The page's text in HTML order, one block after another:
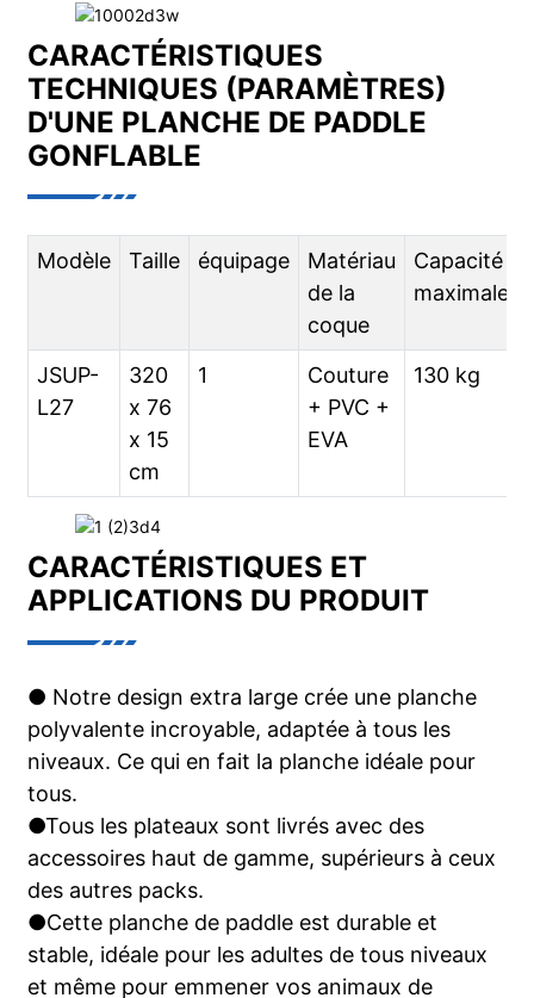
CARACTÉRISTIQUES
TECHNIQUES (PARAMÈTRES)
D'UNE PLANCHE DE PADDLE
GONFLABLE
Modèle Taille équipage
Matériau
de la
coque
Capacité
maximale
JSUP-
L27
320
x 76
x 15
cm
1
Couture
+ PVC +
EVA
130 kg
CARACTÉRISTIQUES ET
APPLICATIONS DU PRODUIT
● Notre design extra large crée une planche
polyvalente incroyable, adaptée à tous les
niveaux. Ce qui en fait la planche idéale pour
tous.
●Tous les plateaux sont livrés avec des
accessoires haut de gamme, supérieurs à ceux
des autres packs.
●Cette planche de paddle est durable et
stable, idéale pour les adultes de tous niveaux
et même pour emmener vos animaux de